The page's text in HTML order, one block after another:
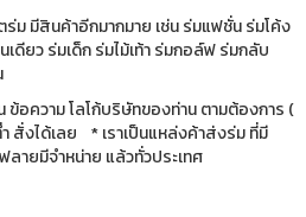
ร่ม มีสินค้าอีกมากมาย เช่น ร่มแฟชั่น ร่มโค้ง
ยว ร่มเด็ก ร่มไม้เท้า ร่มกอล์ฟ ร่มกลับ
อความ โลโก้บริษัทของท่าน ตามต้องการ (
สั่งได้เลย * เราเป็นแหล่งค้าส่งร่ม ที่มี
ายมีจำหน่าย แล้วทั่วประเทศ